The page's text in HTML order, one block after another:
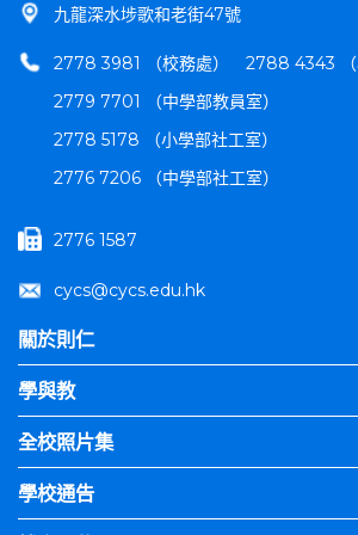
九龍深水埗歌和老街47號
2778 3981 （校務處）
2788 4343 （
2779 7701 （中學部教員室）
2778 5178 （小學部社工室）
2776 7206 （中學部社工室）
2776 1587
cycs@cycs.edu.hk
關於則仁
學與教
全校照片集
學校通告